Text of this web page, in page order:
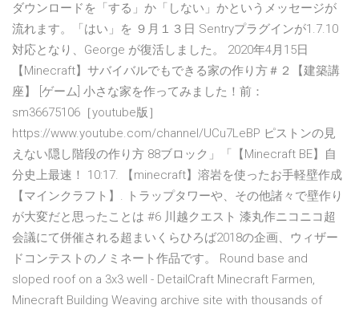
ダウンロードを「する」か「しない」かというメッセージが
流れます。「はい」を ９月１３日 Sentryプラグインが1.7.10
対応となり、George が復活しました。 2020年4月15日
【Minecraft】サバイバルでもできる家の作り方＃２【建築講
座】 [ゲーム] 小さな家を作ってみました！前：
sm36675106［youtube版］
https://www.youtube.com/channel/UCu7LeBP ピストンの見
えない隠し階段の作り方 88ブロック」「【Minecraft BE】自
分史上最速！ 10:17. 【minecraft】溶岩を使ったお手軽壁作成
【マインクラフト】. トラップタワーや、その他諸々で壁作り
が大変だと思ったことは #6 川越クエスト 漆丸作ニコニコ超
会議にて併催される超まいくらひろば2018の企画、ウィザー
ドコンテストのノミネート作品です。 Round base and
sloped roof on a 3x3 well - DetailCraft Minecraft Farmen,
Minecraft Building Weaving archive site with thousands of